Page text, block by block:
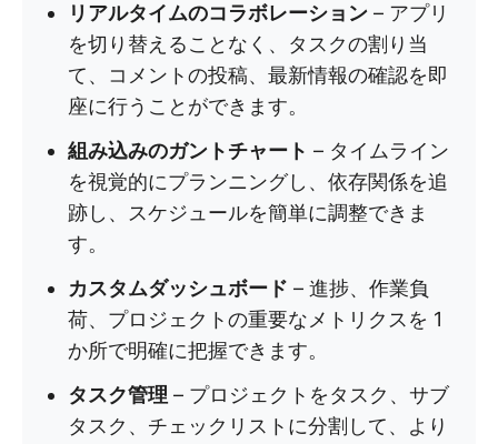
リアルタイムのコラボレーション – アプリ
を切り替えることなく、タスクの割り当
て、コメントの投稿、最新情報の確認を即
座に行うことができます。
組み込みのガントチャート – タイムライン
を視覚的にプランニングし、依存関係を追
跡し、スケジュールを簡単に調整できま
す。
カスタムダッシュボード – 進捗、作業負
荷、プロジェクトの重要なメトリクスを 1
か所で明確に把握できます。
タスク管理 – プロジェクトをタスク、サブ
タスク、チェックリストに分割して、より